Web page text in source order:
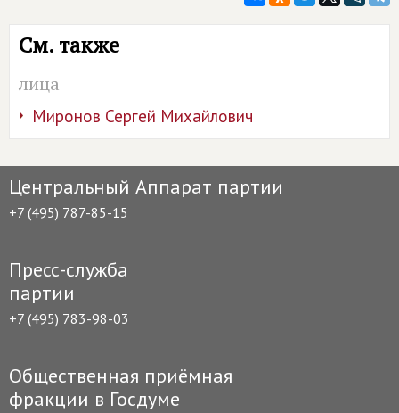
См. также
лица
Миронов Сергей Михайлович
Центральный Аппарат партии
+7 (495) 787-85-15
Пресс-служба
партии
+7 (495) 783-98-03
Общественная приёмная
фракции в Госдуме